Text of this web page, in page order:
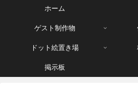
ホーム
ゲスト制作物
ドット絵置き場
掲示板